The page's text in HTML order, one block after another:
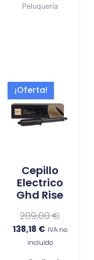
Peluquería
¡Oferta!
Cepillo
Electrico
Ghd Rise
209,00€
original
era:
138,18 €
El
precio
actual
es:
IVA no
incluido